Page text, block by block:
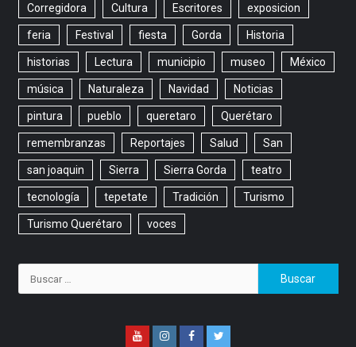
Corregidora Cultura Escritores exposicion
feria Festival fiesta Gorda Historia
historias Lectura municipio museo México
música Naturaleza Navidad Noticias
pintura pueblo queretaro Querétaro
remembranzas Reportajes Salud San
san joaquin Sierra Sierra Gorda teatro
tecnología tepetate Tradición Turismo
Turismo Querétaro voces